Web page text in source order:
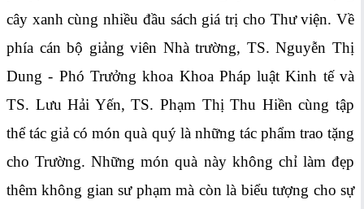
cây xanh cùng nhiều đầu sách giá trị cho Thư viện. Về
phía cán bộ giảng viên Nhà trường, TS. Nguyễn Thị
Dung - Phó Trưởng khoa Khoa Pháp luật Kinh tế và
TS. Lưu Hải Yến, TS. Phạm Thị Thu Hiền cùng tập
thể tác giả có món quà quý là những tác phẩm trao tặng
cho Trường. Những món quà này không chỉ làm đẹp
thêm không gian sư phạm mà còn là biểu tượng cho sự